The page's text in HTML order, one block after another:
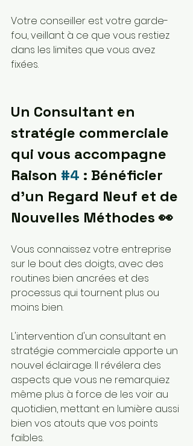
Votre conseiller est votre garde-
fou, veillant à ce que vous restiez
dans les limites que vous avez
fixées.
Un Consultant en
stratégie commerciale
qui vous accompagne
Raison #4 : Bénéficier
d'un Regard Neuf et de
Nouvelles Méthodes 👀
Vous connaissez votre entreprise
sur le bout des doigts, avec des
routines bien ancrées et des
processus qui tournent plus ou
moins bien.
L'intervention d'un consultant en
stratégie commerciale apporte un
nouvel éclairage. Il révélera des
aspects que vous ne remarquiez
même plus à force de les voir au
quotidien, mettant en lumière aussi
bien vos atouts que vos points
faibles.